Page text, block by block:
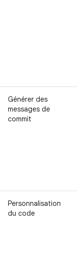
Générer des
messages de
commit
Personnalisation
du code